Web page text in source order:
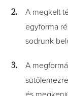
A megkelt
egyforma
sodrunk
A